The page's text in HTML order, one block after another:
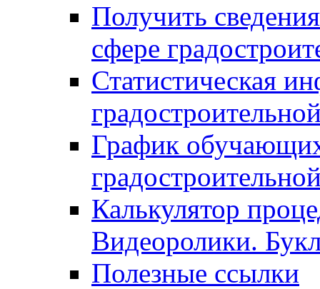
Получить
сфере
Статистическая
График
Калькулятор
Видеоролики.
Полезные ссылки